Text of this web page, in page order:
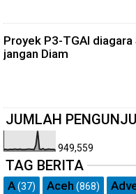
Proyek P3-TGAI diagara
jangan Diam
JUMLAH
949,559
TAG BERITA
A(37) Aceh (868)